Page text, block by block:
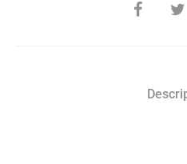
SHARE